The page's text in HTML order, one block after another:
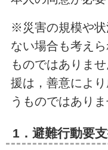
※災害の規模や状
ない場合も考え
ものではありま
援は，善意によ
うものではありま
1．避難行動要